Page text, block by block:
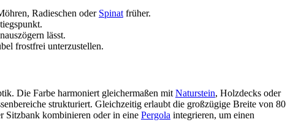
Radieschen oder Spinat früher.
lässt.
frostfrei unterzustellen.
Die Farbe harmoniert gleichermaßen mit Naturstein, Holzdecks oder
strukturiert. Gleichzeitig erlaubt die großzügige Breite von 80
Sitzbank kombinieren oder in eine Pergola integrieren, um einen